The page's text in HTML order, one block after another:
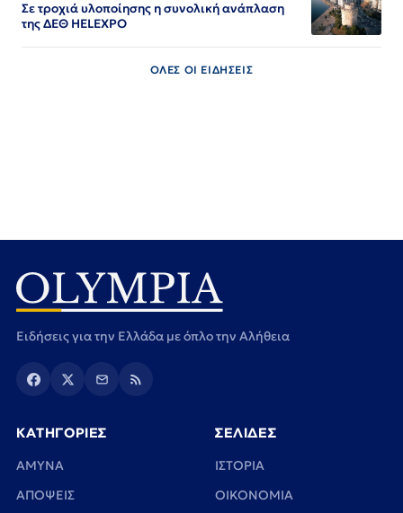
Σε τροχιά υλοποίησης η συνολική ανάπλαση
της ΔΕΘ HELEXPO
ΟΛΕΣ ΟΙ ΕΙΔΗΣΕΙΣ
Ειδήσεις για την Ελλάδα με όπλο την Αλήθεια
ΚΑΤΗΓΟΡΙΕΣ
ΑΜΥΝΑ
ΑΠΟΨΕΙΣ
ΣΕΛΙΔΕΣ
ΙΣΤΟΡΙΑ
ΟΙΚΟΝΟΜΙΑ